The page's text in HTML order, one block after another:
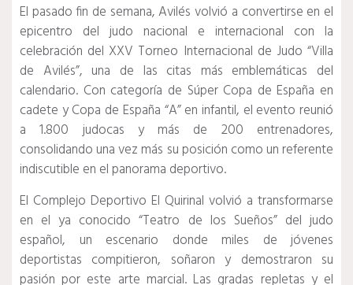
El pasado fin de semana, Avilés volvió a convertirse en el
epicentro del judo nacional e internacional con la
celebración del XXV Torneo Internacional de Judo “Villa
de Avilés”, una de las citas más emblemáticas del
calendario. Con categoría de Súper Copa de España en
cadete y Copa de España “A” en infantil, el evento reunió
a 1.800 judocas y más de 200 entrenadores,
consolidando una vez más su posición como un referente
indiscutible en el panorama deportivo.
El Complejo Deportivo El Quirinal volvió a transformarse
en el ya conocido “Teatro de los Sueños” del judo
español, un escenario donde miles de jóvenes
deportistas compitieron, soñaron y demostraron su
pasión por este arte marcial. Las gradas repletas y el